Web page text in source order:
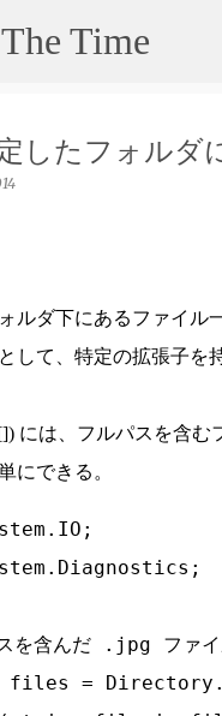
Time
したフォルダ
ルダ下にあるファイル
して、特定の拡張子を
には、フルパスを含
にできる。
スを含んだ .jpg
=